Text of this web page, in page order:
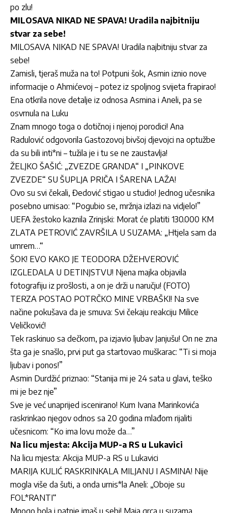
po zlu!
MILOSAVA NIKAD NE SPAVA! Uradila najbitniju
stvar za sebe!
MILOSAVA NIKAD NE SPAVA! Uradila najbitniju stvar za
sebe!
Zamisli, tjeraš muža na to! Potpuni šok, Asmin iznio nove
informacije o Ahmićevoj – potez iz spoljnog svijeta frapirao!
Ena otkrila nove detalje iz odnosa Asmina i Aneli, pa se
osvrnula na Luku
Znam mnogo toga o dotičnoj i njenoj porodici! Ana
Radulović odgovorila Gastozovoj bivšoj djevojci na optužbe
da su bili inti*ni – tužila je i tu se ne zaustavlja!
ŽELJKO ŠAŠIĆ: „ZVEZDE GRANDA“ I „PINKOVE
ZVEZDE“ SU ŠUPLJA PRIČA I ŠARENA LAŽA!
Ovo su svi čekali, Đedović stigao u studio! Jednog učesnika
posebno urnisao: “Pogubio se, mržnja izlazi na vidjelo!”
UEFA žestoko kaznila Zrinjski: Morat će platiti 130.000 KM
ZLATA PETROVIĆ ZAVRŠILA U SUZAMA: „Htjela sam da
umrem…“
ŠOK! EVO KAKO JE TEODORA DŽEHVEROVIĆ
IZGLEDALA U DETINJSTVU! Njena majka objavila
fotografiju iz prošlosti, a on je drži u naručju! (FOTO)
TERZA POSTAO POTRČKO MINE VRBAŠKI! Na sve
načine pokušava da je smuva: Svi čekaju reakciju Milice
Veličković!
Tek raskinuo sa dečkom, pa izjavio ljubav Janjušu! On ne zna
šta ga je snašlo, prvi put ga startovao muškarac: “Ti si moja
ljubav i ponos!”
Asmin Durdžić priznao: “Stanija mi je 24 sata u glavi, teško
mi je bez nje”
Sve je već unaprijed iscenirano! Kum Ivana Marinkovića
raskrinkao njegov odnos sa 20 godina mlađom rijaliti
učesnicom: “Ko ima lovu može da…”
Na licu mjesta: Akcija MUP-a RS u Lukavici
Na licu mjesta: Akcija MUP-a RS u Lukavici
MARIJA KULIĆ RASKRINKALA MILJANU I ASMINA! Nije
mogla više da šuti, a onda urnis*la Aneli: „Oboje su
FOL*RANTI“